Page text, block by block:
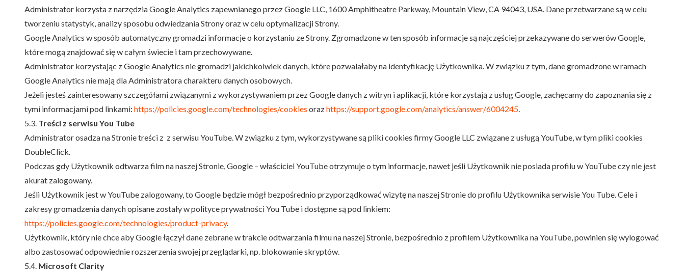
Administrator korzysta z narzędzia Google Analytics zapewnianego przez Google LLC, 1600 Amphitheatre Parkway, Mountain View, CA 94043, USA. Dane przetwarzane są w celu
tworzeniu statystyk, analizy sposobu odwiedzania Strony oraz w celu optymalizacji Strony.
Google Analytics w sposób automatyczny gromadzi informacje o korzystaniu ze Strony. Zgromadzone w ten sposób informacje są najczęściej przekazywane do serwerów Google,
które mogą znajdować się w całym świecie i tam przechowywane.
Administrator korzystając z Google Analytics nie gromadzi jakichkolwiek danych, które pozwalałaby na identyfikację Użytkownika. W związku z tym, dane gromadzone w ramach
Google Analytics nie mają dla Administratora charakteru danych osobowych.
Jeżeli jesteś zainteresowany szczegółami związanymi z wykorzystywaniem przez Google danych z witryn i aplikacji, które korzystają z usług Google, zachęcamy do zapoznania się z
tymi informacjami pod linkami: https://policies.google.com/technologies/cookies orazhttps://support.google.com/analytics/answer/6004245.
5.3. Treści z serwisu You Tube
Administrator osadza na Stronie treści z z serwisu YouTube. W związku z tym, wykorzystywane są pliki cookies firmy Google LLC związane z usługą YouTube, w tym pliki cookies
DoubleClick.
Podczas gdy Użytkownik odtwarza film na naszej Stronie, Google – właściciel YouTube otrzymuje o tym informacje, nawet jeśli Użytkownik nie posiada profilu w YouTube czy nie jest
akurat zalogowany.
Jeśli Użytkownik jest w YouTube zalogowany, to Google będzie mógł bezpośrednio przyporządkować wizytę na naszej Stronie do profilu Użytkownika serwisie You Tube. Cele i
zakresy gromadzenia danych opisane zostały w polityce prywatności You Tube i dostępne są pod linkiem:
https://policies.google.com/technologies/product-privacy.
Użytkownik, który nie chce aby Google łączył dane zebrane w trakcie odtwarzania filmu na naszej Stronie, bezpośrednio z profilem Użytkownika na YouTube, powinien się wylogować
albo zastosować odpowiednie rozszerzenia swojej przeglądarki, np. blokowanie skryptów.
5.4. Microsoft Clarity